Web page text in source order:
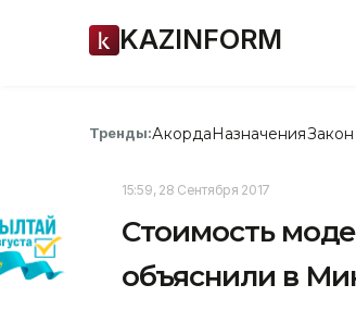
KAZINFORM
Тренды:АкордаНазначения
15:59, 28 Сентября 2017
Cтоимость
объяснили в